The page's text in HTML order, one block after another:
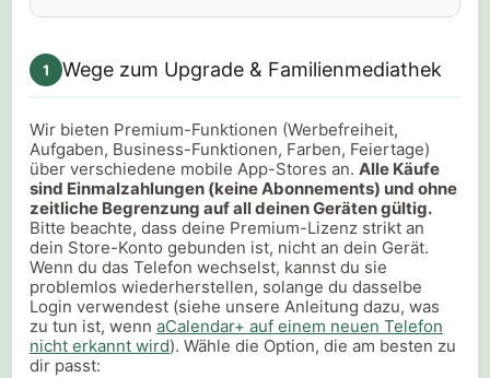
1 Wege zum Upgrade & Familienmediathek
Wir bieten Premium-Funktionen (Werbefreiheit,
Aufgaben, Business-Funktionen, Farben, Feiertage)
über verschiedene mobile App-Stores an. Alle Käufe
sind Einmalzahlungen (keine Abonnements) und ohne
zeitliche Begrenzung auf all deinen Geräten gültig.
Bitte beachte, dass deine Premium-Lizenz strikt an
dein Store-Konto gebunden ist, nicht an dein Gerät.
Wenn du das Telefon wechselst, kannst du sie
problemlos wiederherstellen, solange du dasselbe
Login verwendest (siehe unsere Anleitung dazu, was
zu tun ist, wenn aCalendar+ auf einem neuen Telefon
nicht erkannt wird). Wähle die Option, die am besten zu
dir passt: